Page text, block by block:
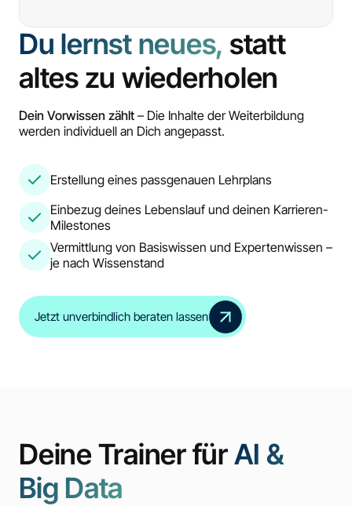
Du lernst neues, statt
altes zu wiederholen
Dein Vorwissen zählt – Die Inhalte der Weiterbildung
werden individuell an Dich angepasst.
Erstellung eines passgenauen Lehrplans
Einbezug deines Lebenslauf und deinen Karrieren-
Milestones
Vermittlung von Basiswissen und Expertenwissen –
je nach Wissenstand
Jetzt unverbindlich beraten lassen
Deine Trainer fürAI &
Big Data